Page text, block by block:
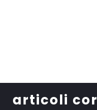
articoli